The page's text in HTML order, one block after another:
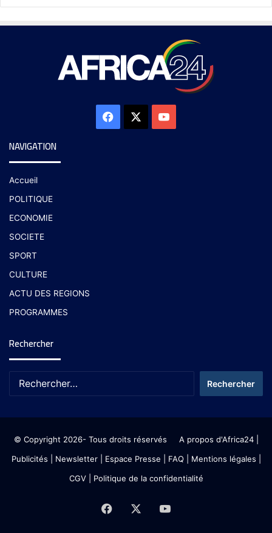
NAVIGATION
Accueil
POLITIQUE
ECONOMIE
SOCIETE
SPORT
CULTURE
ACTU DES REGIONS
PROGRAMMES
Rechercher
© Copyright 2026- Tous droits réservés A propos d'Africa24|
Publicités
Newsletter| Espace Presse | FAQ | Mentions légales
CGV| Politique de la confidentialité